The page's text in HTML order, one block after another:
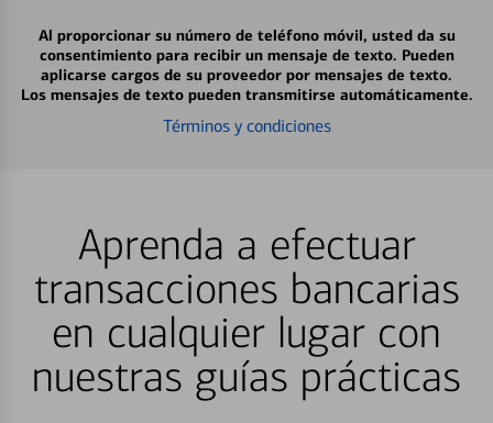
Al proporcionar su número de teléfono móvil, usted da su
consentimiento para recibir un mensaje de texto. Pueden
aplicarse cargos de su proveedor por mensajes de texto.
Los mensajes de texto pueden transmitirse automáticamente.
Términos y condiciones
Aprenda a efectuar
transacciones bancarias
en cualquier lugar con
nuestras guías prácticas